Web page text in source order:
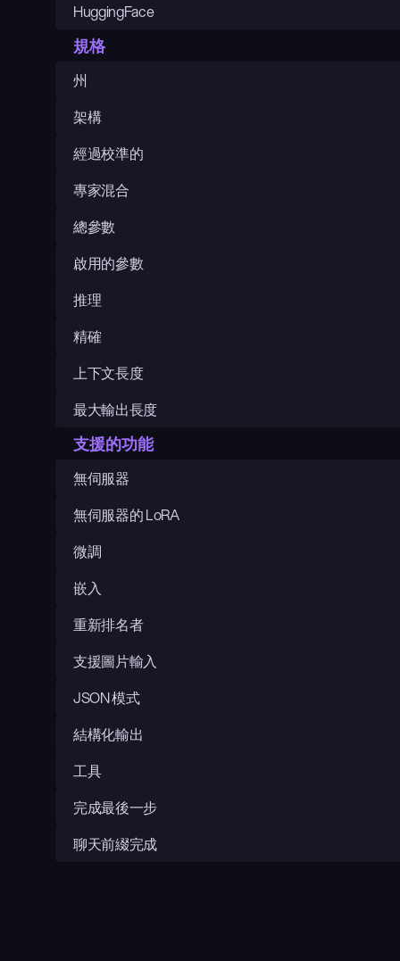
HuggingFace
規格
州
架構
經過校準的
專家混合
總參數
啟用的參數
推理
精確
上下文長度
最大輸出長度
支援的功能
無伺服器
無伺服器的 LoRA
微調
嵌入
重新排名者
支援圖片輸入
JSON 模式
結構化輸出
工具
完成最後一步
聊天前綴完成